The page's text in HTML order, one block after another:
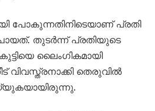
പോകുന്നതിനിടെയാണ് പ്രതി
തുടർന്ന് പ്രതിയുടെ
കുട്ടിയെ ലൈംഗികമായി
വിവസ്ത്രനാക്കി തെരുവിൽ